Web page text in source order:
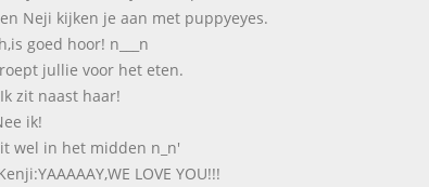
Neji kijken je aan met puppyeyes.
goed hoor! n___n
jullie voor het eten.
zit naast haar!
ik!
wel in het midden n_n'
LOVE YOU!!!